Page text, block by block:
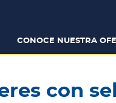
CONOCE NUESTRA
con